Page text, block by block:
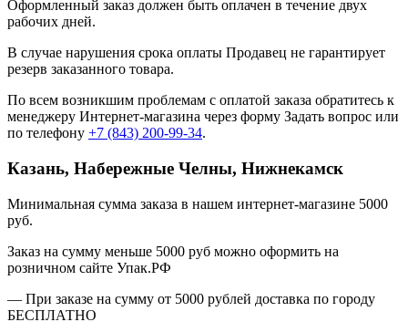
Оформленный заказ должен быть оплачен в течение двух
рабочих дней.
В случае нарушения срока оплаты Продавец не гарантирует
резерв заказанного товара.
По всем возникшим проблемам с оплатой заказа обратитесь к
менеджеру Интернет-магазина через форму Задать вопрос или
по телефону +7 (843) 200-99-34.
Казань, Набережные Челны, Нижнекамск
Минимальная сумма заказа в нашем интернет-магазине 5000
руб.
Заказ на сумму меньше 5000 руб можно оформить на
розничном сайте Упак.РФ
— При заказе на сумму от 5000 рублей доставка по городу
БЕСПЛАТНО